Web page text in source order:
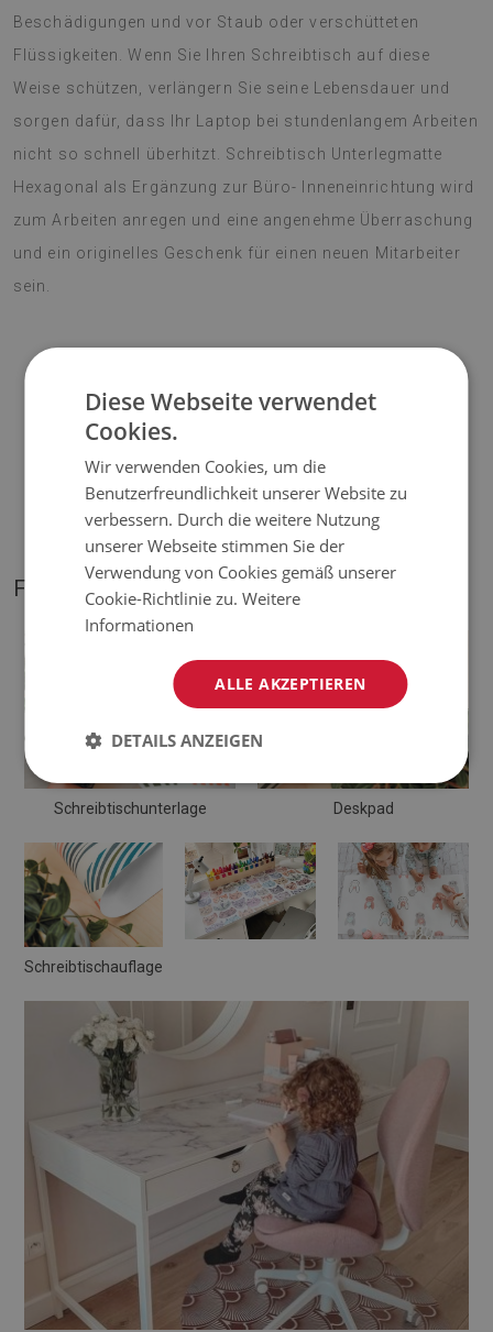
Beschädigungen und vor Staub oder verschütteten
Flüssigkeiten. Wenn Sie Ihren Schreibtisch auf diese
Weise schützen, verlängern Sie seine Lebensdauer und
sorgen dafür, dass Ihr Laptop bei stundenlangem Arbeiten
nicht so schnell überhitzt. Schreibtisch Unterlegmatte
Hexagonal als Ergänzung zur Büro- Inneneinrichtung wird
zum Arbeiten anregen und eine angenehme Überraschung
und ein originelles Geschenk für einen neuen Mitarbeiter
sein.
Dicke:1,6 mm;
Mattentöne können geringfügig von der Visualisierung
abweichen.
FOTOS VON UNSEREM PRODUKT
Schreibtischunterlage Deskpad
Schreibtischauflage
Diese Webseite verwendet
Cookies.
Wir verwenden Cookies, um die
Benutzerfreundlichkeit unserer Website zu
verbessern. Durch die weitere Nutzung
unserer Webseite stimmen Sie der
Verwendung von Cookies gemäß unserer
Cookie-Richtlinie zu.Weitere
Informationen
ALLE AKZEPTIEREN
DETAILS ANZEIGEN